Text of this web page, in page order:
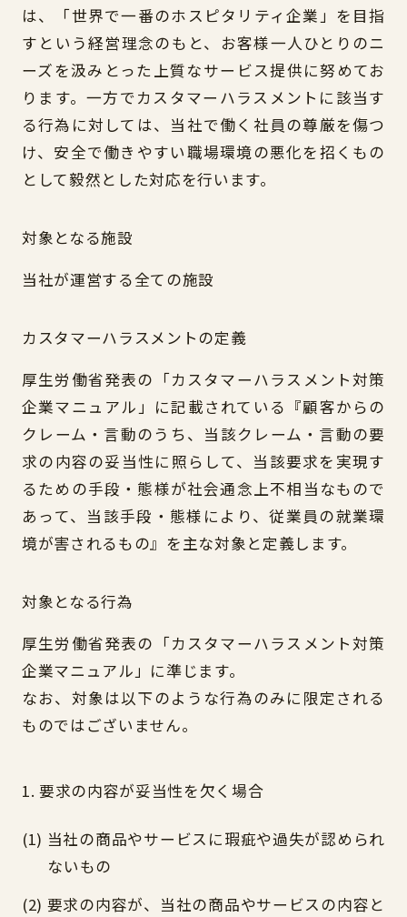
は、「世界で一番のホスピタリティ企業」を目指
すという経営理念のもと、お客様一人ひとりのニ
ーズを汲みとった上質なサービス提供に努めてお
ります。一方でカスタマーハラスメントに該当す
る行為に対しては、当社で働く社員の尊厳を傷つ
け、安全で働きやすい職場環境の悪化を招くもの
として毅然とした対応を行います。
対象となる施設
当社が運営する全ての施設
カスタマーハラスメントの定義
厚生労働省発表の「カスタマーハラスメント対策
企業マニュアル」に記載されている『顧客からの
クレーム・言動のうち、当該クレーム・言動の要
求の内容の妥当性に照らして、当該要求を実現す
るための手段・態様が社会通念上不相当なもので
あって、当該手段・態様により、従業員の就業環
境が害されるもの』を主な対象と定義します。
対象となる行為
厚生労働省発表の「カスタマーハラスメント対策
企業マニュアル」に準じます。
なお、対象は以下のような行為のみに限定される
ものではございません。
1. 要求の内容が妥当性を欠く場合
当社の商品やサービスに瑕疵や過失が認められ
ないもの
要求の内容が、当社の商品やサービスの内容と